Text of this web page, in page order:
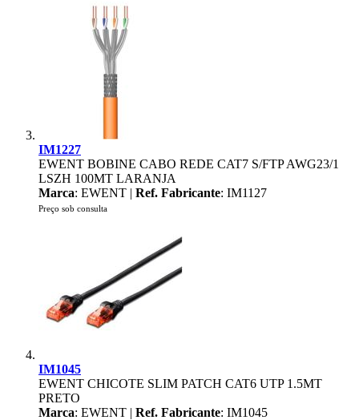
IM1227
EWENT BOBINE CABO REDE CAT7 S/FTP AWG23/1
LSZH 100MT LARANJA
Marca: EWENT | Ref. Fabricante: IM1127
Preço sob consulta
IM1045
EWENT CHICOTE SLIM PATCH CAT6 UTP 1.5MT
PRETO
Marca: EWENT | Ref. Fabricante: IM1045